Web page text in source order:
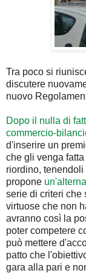
Tra poco si
discutere
nuovo
Dopo il nulla di
commercio-
d'inserire un
che gli venga
riordino,
propone
serie di criteri che
virtuose che non
avranno così la
poter competere
può mettere
patto che
gara alla pari e